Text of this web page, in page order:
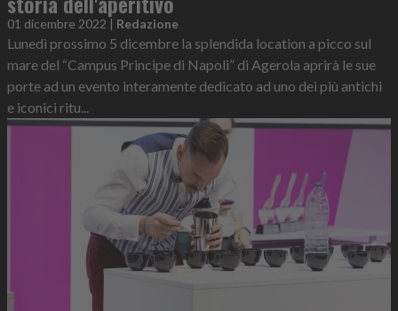
01 dicembre 2022 | Redazione
Lunedì prossimo 5 dicembre la splendida location a picco sul
mare del “Campus Principe di Napoli” di Agerola aprirà le sue
porte ad un evento interamente dedicato ad uno dei più antichi
e iconici ritu...